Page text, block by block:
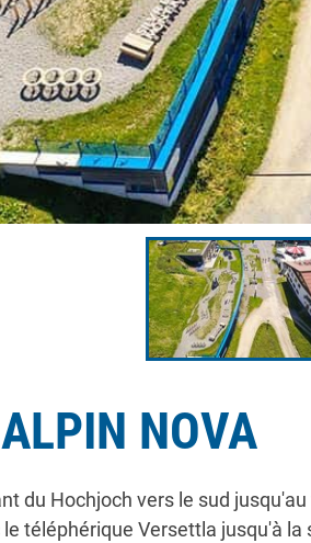
NOVA
du Hochjoch vers le sud
téléphérique Versettla jusqu'à